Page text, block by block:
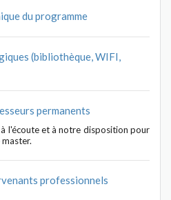
du programme
(bibliothèque, WIFI,
permanents
l'écoute et à notre disposition pour
professionnels